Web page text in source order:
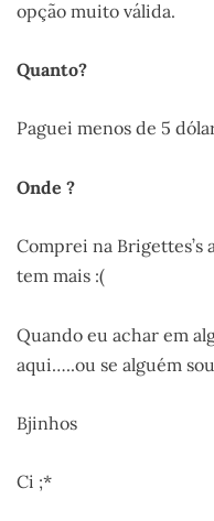
opção muito válida.
Quanto?
Paguei menos de 5
Onde ?
Comprei na Brigettes’s
tem mais :(
Quando eu achar em
aqui…..ou se alguém
Bjinhos
Ci ;*